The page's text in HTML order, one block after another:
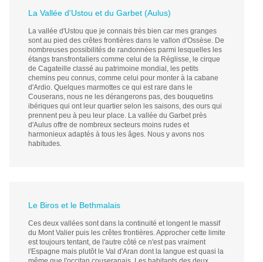
La Vallée d'Ustou et du Garbet (Aulus)
La vallée d'Ustou que je connais très bien car mes granges
sont au pied des crêtes frontières dans le vallon d'Ossèse. De
nombreuses possibilités de randonnées parmi lesquelles les
étangs transfrontaliers comme celui de la Réglisse, le cirque
de Cagateille classé au patrimoine mondial, les petits
chemins peu connus, comme celui pour monter à la cabane
d'Ardio. Quelques marmottes ce qui est rare dans le
Couserans, nous ne les dérangerons pas, des bouquetins
ibériques qui ont leur quartier selon les saisons, des ours qui
prennent peu à peu leur place. La vallée du Garbet près
d'Aulus offre de nombreux secteurs moins rudes et
harmonieux adaptés à tous les âges. Nous y avons nos
habitudes.
Le Biros et le Bethmalais
Ces deux vallées sont dans la continuité et longent le massif
du Mont Valier puis les crêtes frontières. Approcher cette limite
est toujours tentant, de l'autre côté ce n'est pas vraiment
l'Espagne mais plutôt le Val d'Aran dont la langue est quasi la